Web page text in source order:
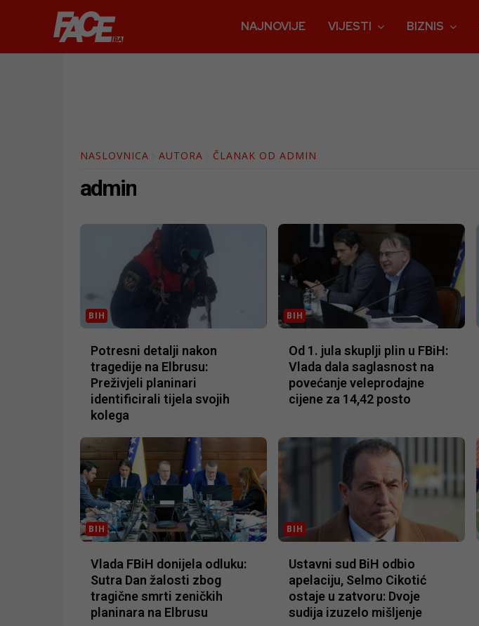
NAJNOVIJE VIJESTI BIZNIS
NASLOVNICA AUTORA ČLANAK OD ADMIN
admin
BIH
Potresni detalji nakon
tragedije na Elbrusu:
Preživjeli planinari
identificirali tijela svojih
kolega
BIH
Od 1. jula skuplji plin u FBiH:
Vlada dala saglasnost na
povećanje veleprodajne
cijene za 14,42 posto
BIH
Vlada FBiH donijela odluku:
Sutra Dan žalosti zbog
tragične smrti zeničkih
planinara na Elbrusu
BIH
Ustavni sud BiH odbio
apelaciju, Selmo Cikotić
ostaje u zatvoru: Dvoje
sudija izuzelo mišljenje